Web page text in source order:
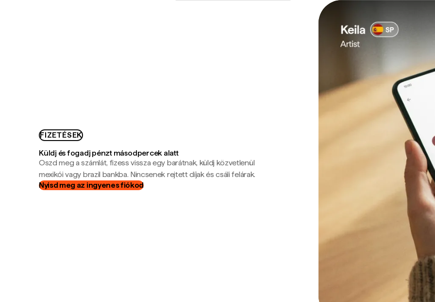
FIZETÉSEK
Küldj és fogadj pénzt másodpercek alatt
Oszd meg a számlát, fizess vissza egy barátnak, küldj közvetlenül
mexikói vagy brazil bankba. Nincsenek rejtett díjak és csáli felárak.
Nyisd meg az ingyenes fiókod